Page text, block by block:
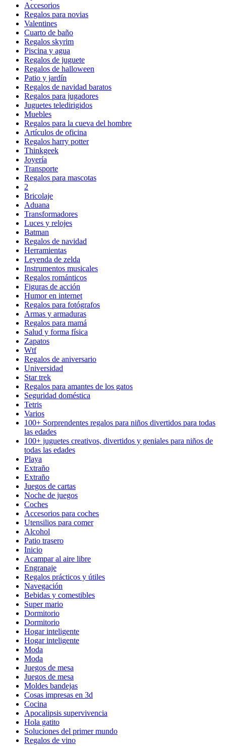
Accesorios
Regalos para novias
Valentines
Cuarto de baño
Regalos skyrim
Piscina y agua
Regalos de juguete
Regalos de halloween
Patio y jardín
Regalos de navidad baratos
Regalos para jugadores
Juguetes teledirigidos
Muebles
Regalos para la cueva del hombre
Artículos de oficina
Regalos harry potter
Thinkgeek
Joyería
Transporte
Regalos para mascotas
2
Bricolaje
Aduana
Transformadores
Luces y relojes
Batman
Regalos de navidad
Herramientas
Leyenda de zelda
Instrumentos musicales
Regalos románticos
Figuras de acción
Humor en internet
Regalos para fotógrafos
Armas y armaduras
Regalos para mamá
Salud y forma física
Zapatos
Wtf
Regalos de aniversario
Universidad
Star trek
Regalos para amantes de los gatos
Seguridad doméstica
Tetris
Varios
100+ Sorprendentes regalos para niños divertidos para todas
las edades
100+ juguetes creativos, divertidos y geniales para niños de
todas las edades
Playa
Extraño
Extraño
Juegos de cartas
Noche de juegos
Coches
Accesorios para coches
Utensilios para comer
Alcohol
Patio trasero
Inicio
Acampar al aire libre
Engranaje
Regalos prácticos y útiles
Navegación
Bebidas y comestibles
Super mario
Dormitorio
Dormitorio
Hogar inteligente
Hogar inteligente
Moda
Moda
Juegos de mesa
Juegos de mesa
Moldes bandejas
Cosas impresas en 3d
Cocina
Apocalipsis supervivencia
Hola gatito
Soluciones del primer mundo
Regalos de vino